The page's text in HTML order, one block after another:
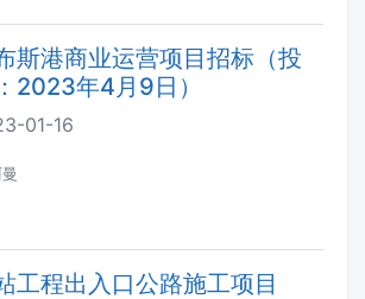
斯港商业运营项目招标（投
2023年4月9日）
01-16
工程出入口公路施工项目